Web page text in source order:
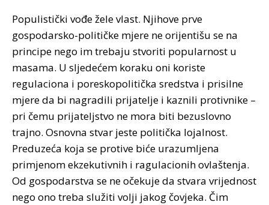
Populistički vođe žele vlast. Njihove prve
gospodarsko-političke mjere ne orijentišu se na
principe nego im trebaju stvoriti popularnost u
masama. U sljedećem koraku oni koriste
regulaciona i poreskopolitička sredstva i prisilne
mjere da bi nagradili prijatelje i kaznili protivnike –
pri čemu prijateljstvo ne mora biti bezuslovno
trajno. Osnovna stvar jeste politička lojalnost.
Preduzeća koja se protive biće urazumljena
primjenom ekzekutivnih i ragulacionih ovlaštenja.
Od gospodarstva se ne očekuje da stvara vrijednost
nego ono treba služiti volji jakog čovjeka. Čim